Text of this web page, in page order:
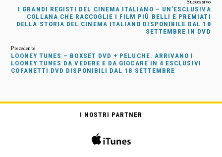
I GRANDI REGISTI DEL CINEMA ITALIANO – UN’ESCLUSIVA
COLLANA CHE RACCOGLIE I FILM PIÙ BELLI E PREMIATI
DELLA STORIA DEL CINEMA ITALIANO DISPONIBILE DAL 18
SETTEMBRE IN DVD
LOONEY TUNES – BOXSET DVD + PELUCHE. ARRIVANO I
LOONEY TUNES DA VEDERE E DA GIOCARE IN 4 ESCLUSIVI
COFANETTI DVD DISPONIBILI DAL 18 SETTEMBRE
I NOSTRI PARTNER